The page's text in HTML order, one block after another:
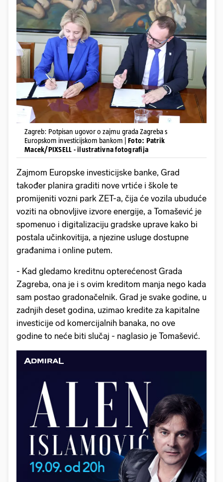
Zagreb: Potpisan ugovor o zajmu grada Zagreba s
Europskom investicijskom bankom | Foto: Patrik
Macek/PIXSELL - ilustrativna fotografija
Zajmom Europske investicijske banke, Grad
također planira graditi nove vrtiće i škole te
promijeniti vozni park ZET-a, čija će vozila ubuduće
voziti na obnovljive izvore energije, a Tomašević je
spomenuo i digitalizaciju gradske uprave kako bi
postala učinkovitija, a njezine usluge dostupne
građanima i online putem.
- Kad gledamo kreditnu opterećenost Grada
Zagreba, ona je i s ovim kreditom manja nego kada
sam postao gradonačelnik. Grad je svake godine, u
zadnjih deset godina, uzimao kredite za kapitalne
investicije od komercijalnih banaka, no ove
godine to neće biti slučaj - naglasio je Tomašević.